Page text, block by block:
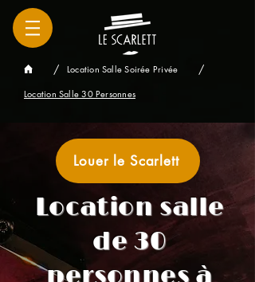
/ Location Salle Soirée Privée /
Location Salle 30 Personnes
Louer le Scarlett
Location salle
de 30